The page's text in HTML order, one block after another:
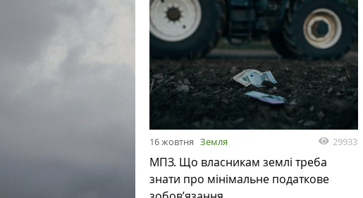
16 жовтня Земля 29933
МПЗ. Що власникам землі треба
знати про мінімальне податкове